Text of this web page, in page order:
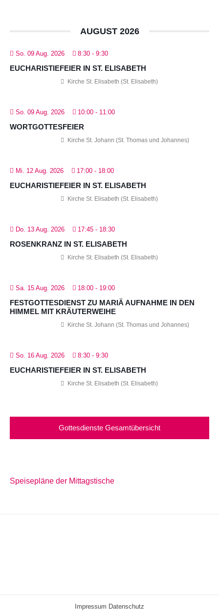
AUGUST 2026
So. 09 Aug. 2026 8:30 - 9:30
EUCHARISTIEFEIER IN ST. ELISABETH
Kirche St. Elisabeth (St. Elisabeth)
So. 09 Aug. 2026 10:00 - 11:00
WORTGOTTESFEIER
Kirche St. Johann (St. Thomas und Johannes)
Mi. 12 Aug. 2026 17:00 - 18:00
EUCHARISTIEFEIER IN ST. ELISABETH
Kirche St. Elisabeth (St. Elisabeth)
Do. 13 Aug. 2026 17:45 - 18:30
ROSENKRANZ IN ST. ELISABETH
Kirche St. Elisabeth (St. Elisabeth)
Sa. 15 Aug. 2026 18:00 - 19:00
FESTGOTTESDIENST ZU MARIÄ AUFNAHME IN DEN
HIMMEL MIT KRÄUTERWEIHE
Kirche St. Johann (St. Thomas und Johannes)
So. 16 Aug. 2026 8:30 - 9:30
EUCHARISTIEFEIER IN ST. ELISABETH
Kirche St. Elisabeth (St. Elisabeth)
Gottesdienste Gesamtübersicht
Speisepläne der Mittagstische
Impressum Datenschutz